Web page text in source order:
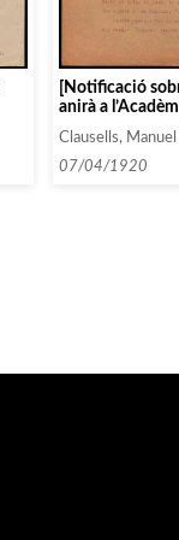
[Notificació
anirà a
Clausells, Manuel
07/04/1920